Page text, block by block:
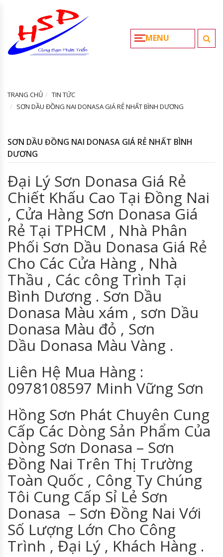
MENU
TRANG CHỦ
TIN TỨC
SƠN DẦU ĐỒNG NAI DONASA GIÁ RẺ NHẤT BÌNH DƯƠNG
SƠN DẦU ĐỒNG NAI DONASA GIÁ RẺ NHẤT BÌNH
DƯƠNG
Đại Lý Sơn Donasa Giá Rẻ
Chiết Khấu Cao Tại Đồng Nai
, Cửa Hàng Sơn Donasa Giá
Rẻ Tại TPHCM , Nhà Phân
Phối Sơn Dầu Donasa Giá Rẻ
Cho Các Cửa Hàng , Nhà
Thầu , Các công Trình Tại
Bình Dương . Sơn Dầu
Donasa Màu xám , sơn Dầu
Donasa Màu đỏ , Sơn
Dầu Donasa Màu Vàng .
Liên Hệ Mua Hàng :
0978108597 Minh Vững Sơn
Hồng Sơn Phát Chuyên Cung
Cấp Các Dòng Sản Phẩm Của
Dòng Sơn Donasa – Sơn
Đồng Nai Trên Thị Trường
Toàn Quốc , Công Ty Chúng
Tôi Cung Cấp Sỉ Lẻ Sơn
Donasa – Sơn Đồng Nai Với
Số Lượng Lớn Cho Công
Trình , Đại Lý , Khách Hàng .